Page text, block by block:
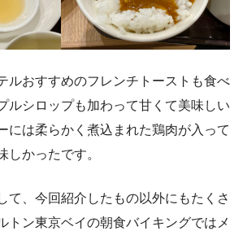
ルおすすめのフレンチトーストも食べ
ルシロップも加わって甘くて美味しい
には柔らかく煮込まれた鶏肉が入って
しかったです。
て、今回紹介したもの以外にもたくさ
トン東京ベイの朝食バイキングではメ